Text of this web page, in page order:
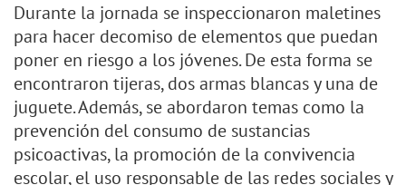
Durante la jornada se inspeccionaron maletines
para hacer decomiso de elementos que puedan
poner en riesgo a los jóvenes. De esta forma se
encontraron tijeras, dos armas blancas y una de
juguete. Además, se abordaron temas como la
prevención del consumo de sustancias
psicoactivas, la promoción de la convivencia
escolar, el uso responsable de las redes sociales y